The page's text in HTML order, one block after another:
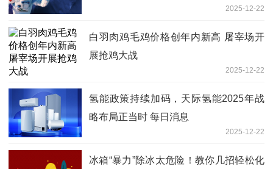
2025-12-22
白羽肉鸡毛鸡价格创年内新高 屠宰场开
展抢鸡大战
2025-12-22
氢能政策持续加码，天际氢能2025年战
略布局正当时 每日消息
2025-12-22
冰箱“暴力”除冰太危险！教你几招轻松化